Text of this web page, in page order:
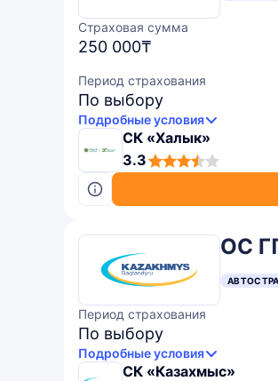
Страховая сумма
250 000₸
Период страхования
По выбору
Подробные условия
СК «Халык»
3.3
rating
ОС
Период страхования
По выбору
Подробные условия
СК «Казахмыс»